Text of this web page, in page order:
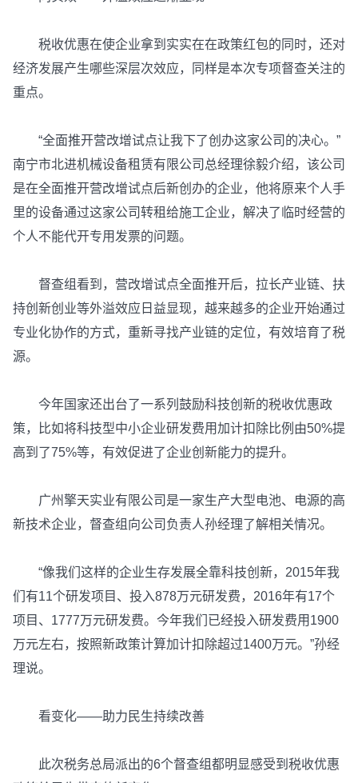
税收优惠在使企业拿到实实在在政策红包的同时，还对
经济发展产生哪些深层次效应，同样是本次专项督查关注的
重点。
“全面推开营改增试点让我下了创办这家公司的决心。”
南宁市北进机械设备租赁有限公司总经理徐毅介绍，该公司
是在全面推开营改增试点后新创办的企业，他将原来个人手
里的设备通过这家公司转租给施工企业，解决了临时经营的
个人不能代开专用发票的问题。
督查组看到，营改增试点全面推开后，拉长产业链、扶
持创新创业等外溢效应日益显现，越来越多的企业开始通过
专业化协作的方式，重新寻找产业链的定位，有效培育了税
源。
今年国家还出台了一系列鼓励科技创新的税收优惠政
策，比如将科技型中小企业研发费用加计扣除比例由50%提
高到了75%等，有效促进了企业创新能力的提升。
广州擎天实业有限公司是一家生产大型电池、电源的高
新技术企业，督查组向公司负责人孙经理了解相关情况。
“像我们这样的企业生存发展全靠科技创新，2015年我
们有11个研发项目、投入878万元研发费，2016年有17个
项目、1777万元研发费。今年我们已经投入研发费用1900
万元左右，按照新政策计算加计扣除超过1400万元。”孙经
理说。
看变化——助力民生持续改善
此次税务总局派出的6个督查组都明显感受到税收优惠